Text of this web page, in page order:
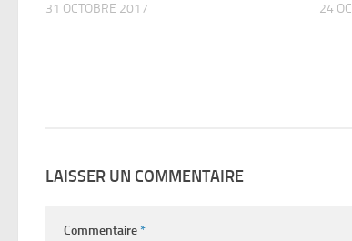
31 OCTOBRE 2017 24
LAISSER UN COMMENTAIRE
Commentaire*